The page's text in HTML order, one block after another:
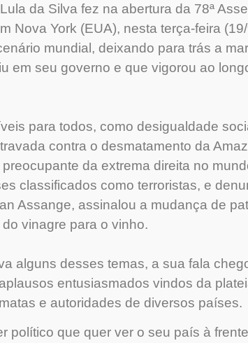
da Silva fez na abertura da 78ª
Nova York (EUA), nesta terça-feira
mundial, deixando para trás a
em seu governo e que vigorou ao
para todos, como desigualdade
contra o desmatamento da
da extrema direita no
classificados como terroristas, e
Assange, assinalou a mudança de
vinagre para o vinho.
alguns desses temas, a sua fala
entusiasmados vindos da
e autoridades de diversos países.
político que quer ver o seu país à